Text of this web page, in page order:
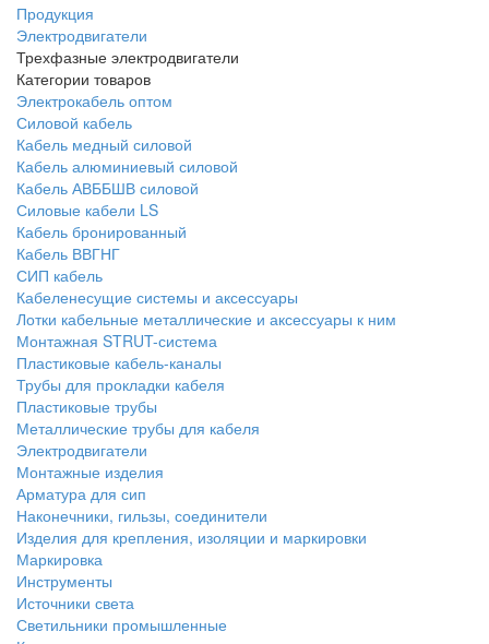
Продукция
Электродвигатели
Трехфазные электродвигатели
Категории товаров
Электрокабель оптом
Силовой кабель
Кабель медный силовой
Кабель алюминиевый силовой
Кабель АВББШВ силовой
Силовые кабели LS
Кабель бронированный
Кабель ВВГНГ
СИП кабель
Кабеленесущие системы и аксессуары
Лотки кабельные металлические и аксессуары к ним
Монтажная STRUT-система
Пластиковые кабель-каналы
Трубы для прокладки кабеля
Пластиковые трубы
Металлические трубы для кабеля
Электродвигатели
Монтажные изделия
Арматура для сип
Наконечники, гильзы, соединители
Изделия для крепления, изоляции и маркировки
Маркировка
Инструменты
Источники света
Светильники промышленные